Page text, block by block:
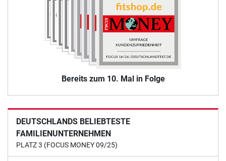
Bereits zum 10. Mal in Folge
DEUTSCHLANDS BELIEBTESTE
FAMILIENUNTERNEHMEN
PLATZ 3 (FOCUS MONEY 09/25)